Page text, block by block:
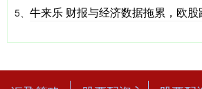
5、 牛来乐 财报与经济数据拖累，欧